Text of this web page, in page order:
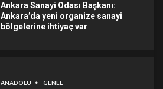
Ankara Sanayi Odası Başkanı:
Ankara’da yeni organize sanayi
bölgelerine ihtiyaç var
ANADOLU GENEL